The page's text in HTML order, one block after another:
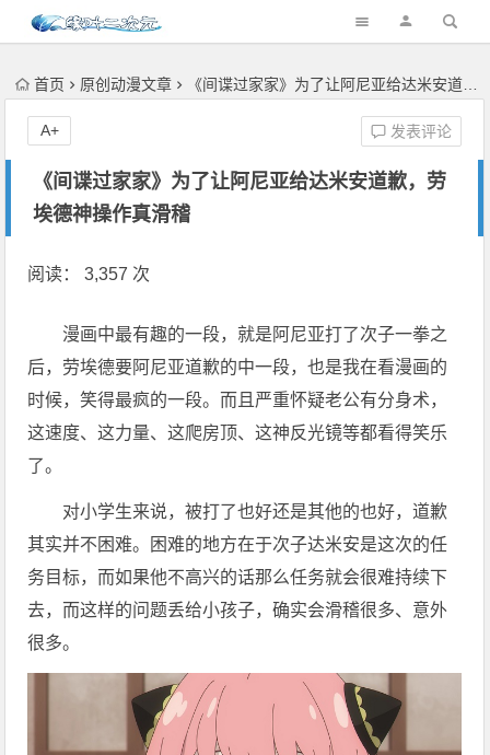
首页 原创动漫文章 《间谍过家家》为了让阿尼亚给达米安道歉，劳埃德神操作真滑稽
《间谍过家家》为了让阿尼亚给达米安道歉，劳
埃德神操作真滑稽
发表评论
A+
阅读： 3,357 次
漫画中最有趣的一段，就是阿尼亚打了次子一拳之
后，劳埃德要阿尼亚道歉的中一段，也是我在看漫画的
时候，笑得最疯的一段。而且严重怀疑老公有分身术，
这速度、这力量、这爬房顶、这神反光镜等都看得笑乐
了。
对小学生来说，被打了也好还是其他的也好，道歉
其实并不困难。困难的地方在于次子达米安是这次的任
务目标，而如果他不高兴的话那么任务就会很难持续下
去，而这样的问题丢给小孩子，确实会滑稽很多、意外
很多。